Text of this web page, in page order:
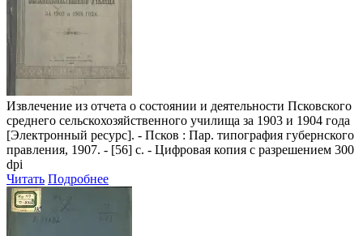
Извлечение из отчета о состоянии и деятельности Псковского
среднего сельскохозяйственного училища за 1903 и 1904 года
[Электронный ресурс]. - Псков : Пар. типография губернского
правления, 1907. - [56] с. - Цифровая копия с разрешением 300
dpi
Читать Подробнее